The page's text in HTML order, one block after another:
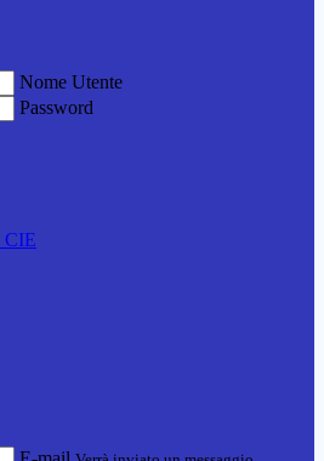
Nome Utente
Password
CIE